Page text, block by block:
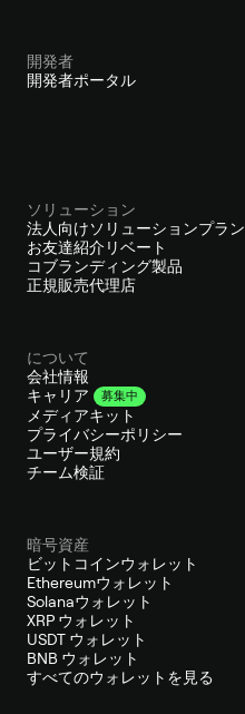
開発者
開発者ポータル
ソリューション
法人向けソリューションプラン
お友達紹介リベート
コブランディング製品
正規販売代理店
について
会社情報
キャリア
募集中
メディアキット
プライバシーポリシー
ユーザー規約
チーム検証
暗号資産
ビットコインウォレット
Ethereumウォレット
Solanaウォレット
XRP ウォレット
USDT ウォレット
BNB ウォレット
すべてのウォレットを見る